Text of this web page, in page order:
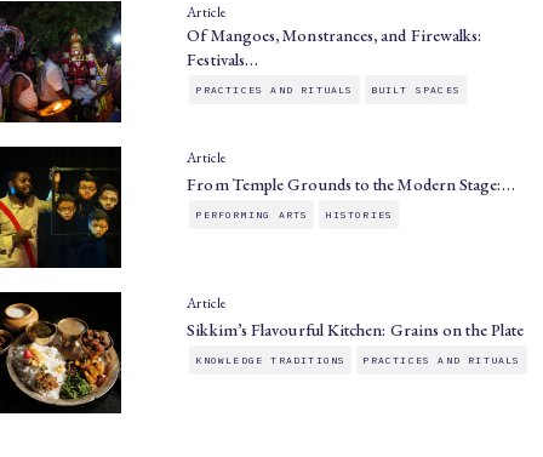
Article
Of Mangoes, Monstrances, and Firewalks:
Festivals…
PRACTICES AND RITUALS BUILT SPACES
Article
From Temple Grounds to the Modern Stage:…
PERFORMING ARTS HISTORIES
Article
Sikkim’s Flavourful Kitchen: Grains on the Plate
KNOWLEDGE TRADITIONS PRACTICES AND RITUALS